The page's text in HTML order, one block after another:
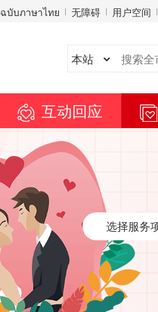
ฉบับภาษาไทย 无障碍 用户空间
互动回应
选择服务